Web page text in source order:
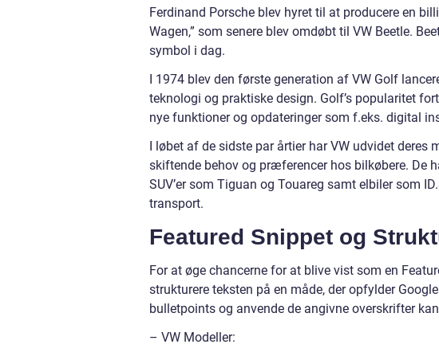
Ferdinand Porsche blev hyret til at producere en
Wagen,” som senere blev omdøbt til VW Beetle.
symbol i dag.
I 1974 blev den første generation af VW Golf
teknologi og praktiske design. Golf’s popularitet
nye funktioner og opdateringer som f.eks. digital
I løbet af de sidste par årtier har VW udvidet
skiftende behov og præferencer hos bilkøbere. De
SUV’er som Tiguan og Touareg samt elbiler som
transport.
Featured Snippet og
For at øge chancerne for at blive vist som en
strukturere teksten på en måde, der opfylder
bulletpoints og anvende de angivne overskrifter
– VW Modeller: